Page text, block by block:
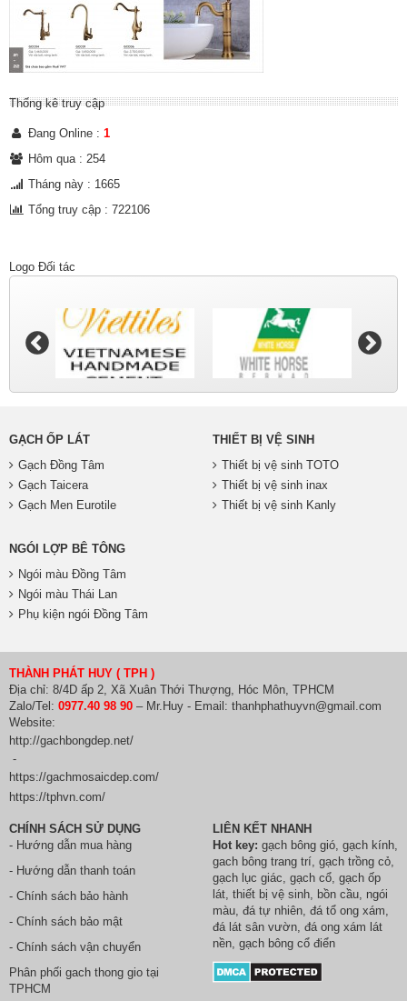
Thống kê truy cập
Đang Online : 1
Hôm qua : 254
Tháng này : 1665
Tổng truy cập : 722106
Logo Đối tác
GẠCH ỐP LÁT
Gạch Đồng Tâm
Gạch Taicera
Gạch Men Eurotile
THIẾT BỊ VỆ SINH
Thiết bị vệ sinh TOTO
Thiết bị vệ sinh inax
Thiết bị vệ sinh Kanly
NGÓI LỢP BÊ TÔNG
Ngói màu Đồng Tâm
Ngói màu Thái Lan
Phụ kiện ngói Đồng Tâm
THÀNH PHÁT HUY ( TPH )
Địa chỉ: 8/4D ấp 2, Xã Xuân Thới Thượng, Hóc Môn, TPHCM
Zalo/Tel: 0977.40 98 90 – Mr.Huy - Email: thanhphathuyvn@gmail.com
Website:
http://gachbongdep.net/
-
https://gachmosaicdep.com/
https://tphvn.com/
CHÍNH SÁCH SỬ DỤNG
- Hướng dẫn mua hàng
- Hướng dẫn thanh toán
- Chính sách bảo hành
- Chính sách bảo mật
- Chính sách vận chuyển
Phân phối gach thong gio tại
TPHCM
LIÊN KẾT NHANH
Hot key: gạch bông gió gạch kính
gach bông trang trí gạch trồng cỏ
gạch lục giác gạch cổ gạch ốp
lát thiết bị vệ sinh , bồn cầu, ngói
màu đá tự nhiên đá tổ ong xám
đá lát sân vườn đá ong xám lát
nền , gạch bông cổ điển